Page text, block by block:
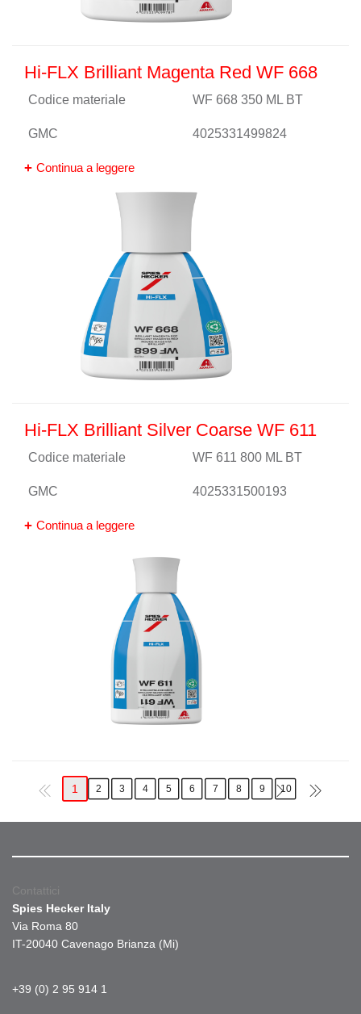
Hi-FLX Brilliant Magenta Red WF 668
Codice materiale WF 668 350 ML BT
GMC 4025331499824
Continua a leggere
Hi-FLX Brilliant Silver Coarse WF 611
Codice materiale WF 611 800 ML BT
GMC 4025331500193
Continua a leggere
1 2 3 4 5 6 7 8 9 10
Contattici
Spies Hecker Italy
Via Roma 80
IT-20040 Cavenago Brianza (Mi)
+39 (0) 2 95 914 1